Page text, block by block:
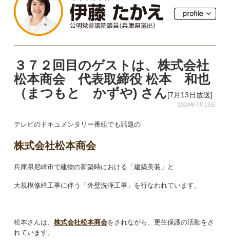
３７２回目のゲストは、株式会社
松本商会 代表取締役 松本 和也
（まつもと かずや) さん[7月13日放送]
2024年7月13日
テレビのドキュメンタリー番組でも話題の
株式会社松本商会
兵庫県尼崎市で建物の新築時における「建築美装」と
大規模修繕工事に伴う「外壁洗浄工事」を行なわれています。
松本さんは、 株式会社松本商会をされながら、更生保護の活動をさ
れています。